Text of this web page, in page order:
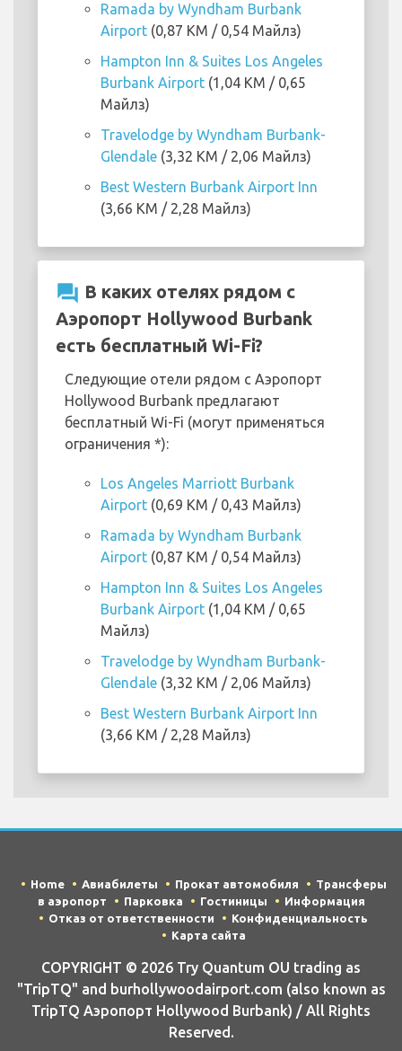
Ramada by Wyndham Burbank
Airport (0,87 KM / 0,54 Майлз)
Hampton Inn & Suites Los Angeles
Burbank Airport (1,04 KM / 0,65
Майлз)
Travelodge by Wyndham Burbank-
Glendale (3,32 KM / 2,06 Майлз)
Best Western Burbank Airport Inn
(3,66 KM / 2,28 Майлз)
question_answer В каких отелях рядом с
Аэропорт Hollywood Burbank
есть бесплатный Wi-Fi?
Следующие отели рядом с Аэропорт
Hollywood Burbank предлагают
бесплатный Wi-Fi (могут применяться
ограничения *):
Los Angeles Marriott Burbank
Airport (0,69 KM / 0,43 Майлз)
Ramada by Wyndham Burbank
Airport (0,87 KM / 0,54 Майлз)
Hampton Inn & Suites Los Angeles
Burbank Airport (1,04 KM / 0,65
Майлз)
Travelodge by Wyndham Burbank-
Glendale (3,32 KM / 2,06 Майлз)
Best Western Burbank Airport Inn
(3,66 KM / 2,28 Майлз)
Home Авиабилеты Прокат автомобиля
Трансферы
в аэропорт
Парковка Гостиницы
Информация
Отказ от ответственности
Конфиденциальность
Карта сайта
COPYRIGHT © 2026 Try Quantum OU trading as
"TripTQ" and burhollywoodairport.com (also known as
TripTQ Аэропорт Hollywood Burbank) / All Rights
Reserved.